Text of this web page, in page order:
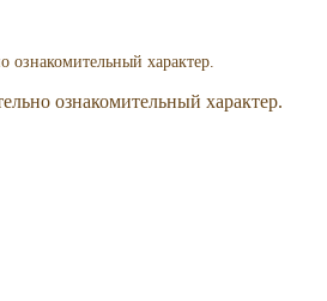
характер.
ознакомительный характер.